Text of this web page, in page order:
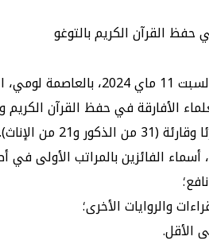
نظم فرع مؤسسة محمد السادس
الأفارقة في حفظ القرآن الكريم
الفائزين بالمراتب الأولى في
والروايات الأخرى؛
الأقل.